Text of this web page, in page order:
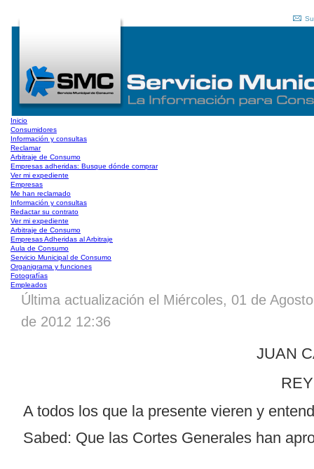
Inicio
Consumidores
Información y consultas
Reclamar
Arbitraje de Consumo
Empresas adheridas: Busque dónde comprar
Ver mi expediente
Empresas
Me han reclamado
Información y consultas
Redactar su contrato
Ver mi expediente
Arbitraje de Consumo
Empresas Adheridas al Arbitraje
Aula de Consumo
Servicio Municipal de Consumo
Organigrama y funciones
Fotografías
Empleados
Última actualización el Miércoles, 01 de
de 2012 12:36
JUAN
A todos los que la presente vieren y
Sabed: Que las Cortes Generales han